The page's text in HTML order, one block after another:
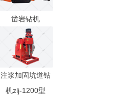
凿岩钻机
注浆加固坑道钻
机zlj-1200型